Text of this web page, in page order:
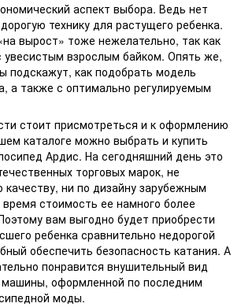
аспект выбора. Ведь нет
технику для растущего ребенка.
вырост» тоже нежелательно, так как
увесистым взрослым байком. Опять же,
подскажут, как подобрать модель
а также с оптимально регулируемым
стоит присмотреться и к оформлению
каталоге можно выбрать и купить
Ардис. На сегодняшний день это
торговых марок, не
ни по дизайну зарубежным
стоимость ее намного более
вам выгодно будет приобрести
ребенка сравнительно недорогой
обеспечить безопасность катания. А
понравится внушительный вид
машины, оформленной по последним
моды.